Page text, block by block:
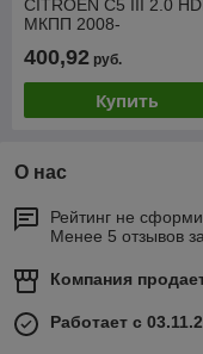
CITROEN C5 III 2.0
МКПП 2008-
400,92 руб.
Купить
О нас
Рейтинг не
Менее 5 отзывов
Компания
Работает с